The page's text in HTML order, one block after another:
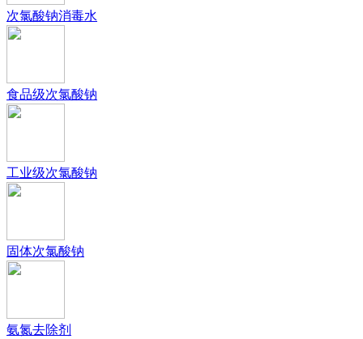
次氯酸钠消毒水
食品级次氯酸钠
工业级次氯酸钠
固体次氯酸钠
氨氮去除剂